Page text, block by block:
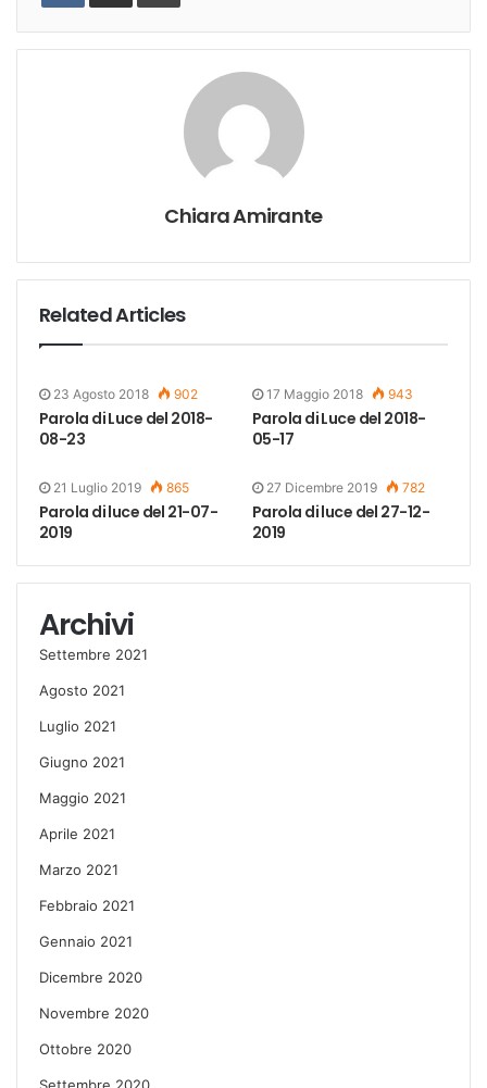
Chiara Amirante
Related Articles
23 Agosto 2018 902
Parola di Luce del 2018-
08-23
17 Maggio 2018 943
Parola di Luce del 2018-
05-17
21 Luglio 2019 865
Parola di luce del 21-07-
2019
27 Dicembre 2019 782
Parola di luce del 27-12-
2019
Archivi
Settembre 2021
Agosto 2021
Luglio 2021
Giugno 2021
Maggio 2021
Aprile 2021
Marzo 2021
Febbraio 2021
Gennaio 2021
Dicembre 2020
Novembre 2020
Ottobre 2020